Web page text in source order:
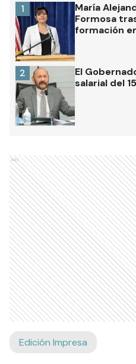
María
Formosa
formación
1
El
salarial del
2
Ads
Edición Impresa